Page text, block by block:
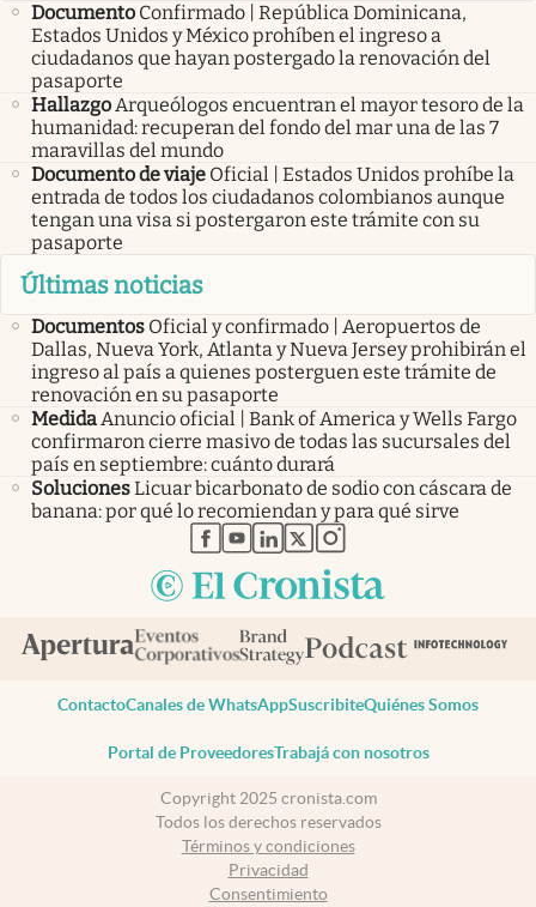
Documento Confirmado | República Dominicana,
Estados Unidos y México prohíben el ingreso a
ciudadanos que hayan postergado la renovación del
pasaporte
HallazgoArqueólogos encuentran el mayor tesoro de la
humanidad: recuperan del fondo del mar una de las 7
maravillas del mundo
Documento de viaje Oficial | Estados Unidos prohíbe la
entrada de todos los ciudadanos colombianos aunque
tengan una visa si postergaron este trámite con su
pasaporte
Últimas noticias
Documentos Oficial y confirmado | Aeropuertos de
Dallas, Nueva York, Atlanta y Nueva Jersey prohibirán el
ingreso al país a quienes posterguen este trámite de
renovación en su pasaporte
MedidaAnuncio oficial | Bank of America y Wells Fargo
confirmaron cierre masivo de todas las sucursales del
país en septiembre: cuánto durará
SolucionesLicuar bicarbonato de sodio con cáscara de
banana: por qué lo recomiendan y para qué sirve
abre en nueva pestaña
abre en nueva pestaña
abre en nueva pestaña
abre en nueva pestaña
abre en nueva pestaña
ContactoCanales de WhatsAppSuscribiteQuiénes Somos
Portal de ProveedoresTrabajá con nosotros
Copyright 2025 cronista.com
Todos los derechos reservados
Términos y condiciones
Privacidad
Consentimiento